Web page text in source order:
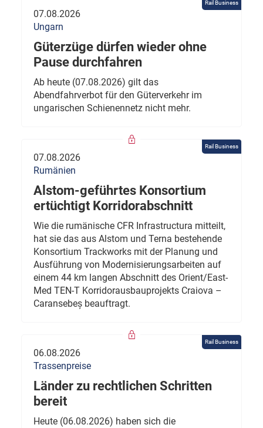
Rail Business
07.08.2026
Ungarn
Güterzüge dürfen wieder ohne
Pause durchfahren
Ab heute (07.08.2026) gilt das
Abendfahrverbot für den Güterverkehr im
ungarischen Schienennetz nicht mehr.
Rail Business
07.08.2026
Rumänien
Alstom-geführtes Konsortium
ertüchtigt Korridorabschnitt
Wie die rumänische CFR Infrastructura mitteilt,
hat sie das aus Alstom und Terna bestehende
Konsortium Trackworks mit der Planung und
Ausführung von Modernisierungsarbeiten auf
einem 44 km langen Abschnitt des Orient/East-
Med TEN-T Korridorausbauprojekts Craiova –
Caransebeș beauftragt.
Rail Business
06.08.2026
Trassenpreise
Länder zu rechtlichen Schritten
bereit
Heute (06.08.2026) haben sich die